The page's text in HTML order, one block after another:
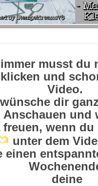
musst du
und
Video.
dir
Anschauen und
freuen, wenn du
unter dem
einen
deine